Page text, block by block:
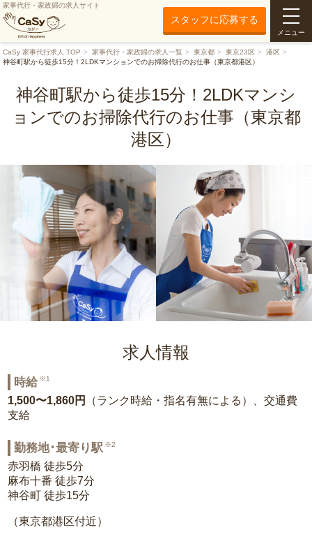
家事代行・家政婦の求人サイト
スタッフに応募する
メニュー
CaSy 家事代行求人 TOP 家事代行・家政婦の求人一覧 東京都 東京23区
港区
神谷町駅から徒歩15分！2LDKマンションでのお掃除代行のお仕事（東京都港区）
神谷町駅から徒歩15分！2LDKマンシ
ョンでのお掃除代行のお仕事（東京都
港区）
求人情報
時給 ※1
1,500〜1,860円
（ランク時給・指名有無による）、交通費
支給
勤務地･最寄り駅 ※2
赤羽橋 徒歩5分
麻布十番 徒歩7分
神谷町 徒歩15分
（東京都港区付近）